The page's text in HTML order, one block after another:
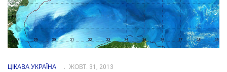
ЦІКАВА УКРАЇНА ЖОВТ. 31, 2013